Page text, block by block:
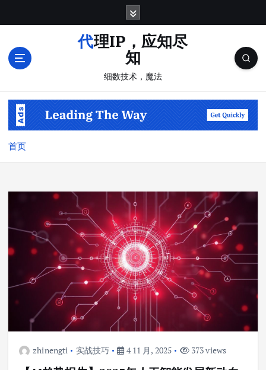
代理IP，应知尽
知
细数技术，魔法
首页
zhinengti 实战技巧 4 11 月, 2025 373 views